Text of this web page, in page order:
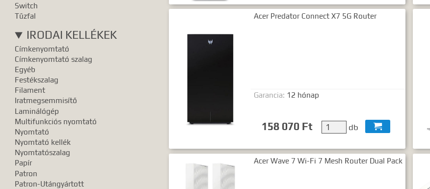
Switch
Tűzfal
IRODAI KELLÉKEK
Címkenyomtató
Címkenyomtató szalag
Egyéb
Festékszalag
Filament
Iratmegsemmisítő
Laminálógép
Multifunkciós nyomtató
Nyomtató
Nyomtató kellék
Nyomtatószalag
Papír
Patron
Patron-Utángyártott
Acer Predator Connect X7 5G Router
Garancia: 12 hónap
158 070 Ft db 
Acer Wave 7 Wi-Fi 7 Mesh Router Dual Pack